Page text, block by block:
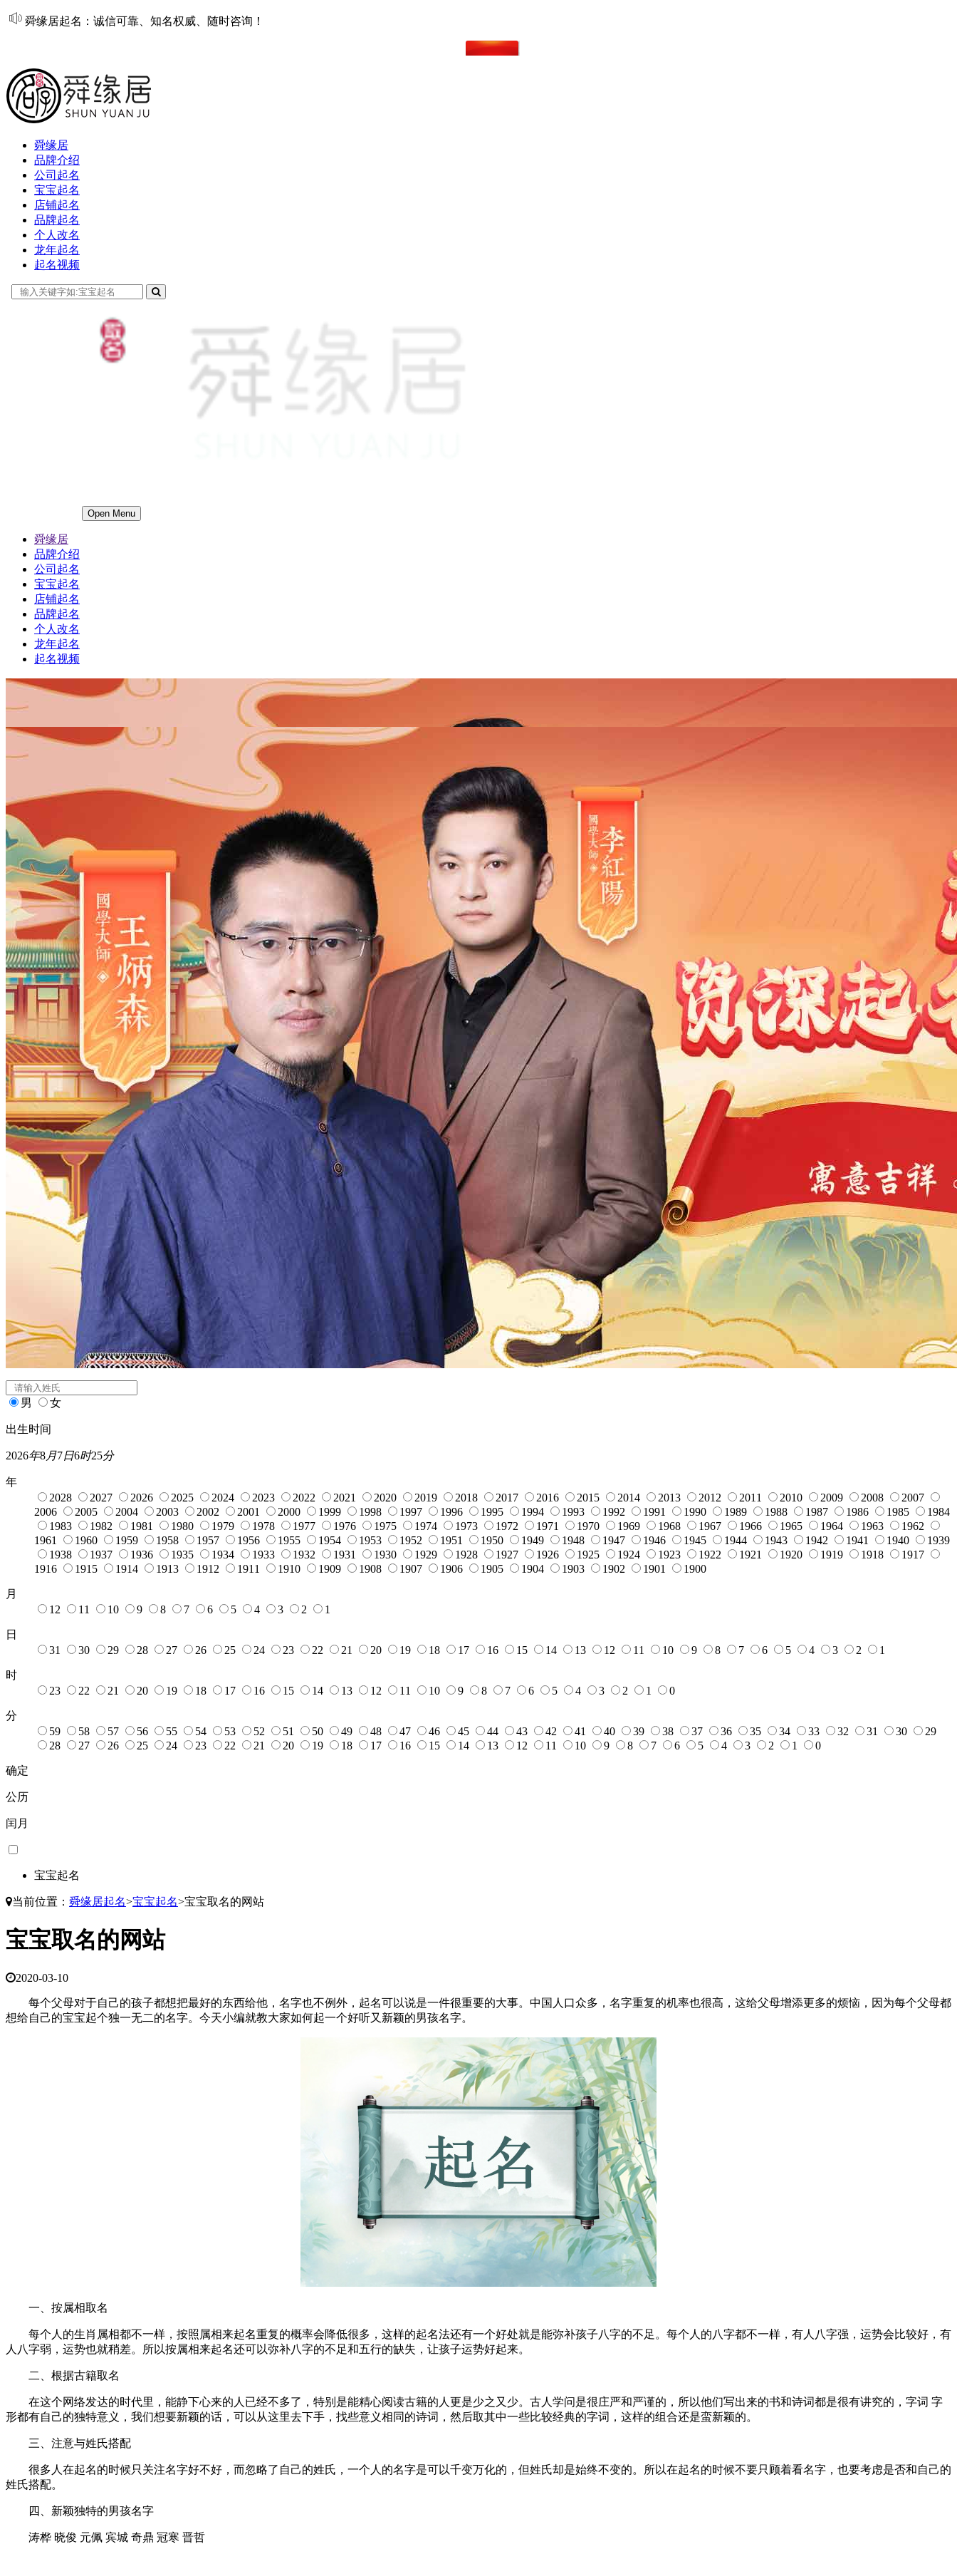
舜缘居起名：诚信可靠、知名权威、随时咨询！
舜缘居
品牌介绍
公司起名
宝宝起名
店铺起名
品牌起名
个人改名
龙年起名
起名视频
Open Menu
舜缘居
品牌介绍
公司起名
宝宝起名
店铺起名
品牌起名
个人改名
龙年起名
起名视频
男
男 女
出生时间
2026年 日6 25分
年
2028
2027 2026 2025 2024 2023 2022 2021 2020 2019 2018 2017 2016 2012
2007
2006
2005 2004 2003 2002 1998 1997 1996 1995 1994 1993 1992 1990 1989 1988 1987 1986 1985
1984
1983
1982 1981 1980 1979 1977 1975 1974 1973 1972 1971 1969 1968 1967 1966 1965 1964 1963
1962
1961
1960 1959 1958 1957 1955 1954 1953 1952 1951 1950 1948 1947 1946 1945 1944 1943 1942 1941 1940
1939
1938
1937 1936 1935 1934 1933 1932 1931 1929 1928 1927 1926 1924 1923 1922 1921 1920 1919 1918
1917
1915 1914 1913 1911 1910 1909 1908 1907 1906 1905 1902 1901 1900
月
12
11 10 9 8 7 6 4 3 2 1
日
31
30 29 28 27 26 25 24 23 19 18 17 9 7 6 5 4 1
时
23
22 21 20 19 18 17 16 14 13 11 8
59
58 56 52 51 50 49 48 45 40 39 38 37 33 32 31 30
29
28
27 25 24 22 21 14 9 8 6 2 1 0
宝宝起名
*
男 女
出生时间
2026年8月7日6时25分
年
2028
2027 2026 2025 2024 2023 2022 2021 2020 2019 2018 2017 2016 2015 2014 2013 2012 2011 2010 2009 2008
2007
2006
2005 2004 2003 2002 2001 2000 1999 1998 1997 1996 1995 1994 1993 1992 1991 1990 1989 1988 1987 1986 1985
1984
1983
1982 1981 1980 1979 1978 1977 1976 1975 1974 1973 1972 1971 1970 1969 1968 1967 1966 1965 1964 1963
1962
1961
1960 1959 1958 1957 1956 1955 1954 1953 1952 1951 1950 1949 1948 1947 1946 1945 1944 1943 1942 1941 1940
1939
1938
1937 1936 1935 1934 1933 1932 1931 1930 1929 1928 1927 1926 1925 1924 1923 1922 1921 1920 1919 1918
1917
1916
1915 1914 1913 1912 1911 1910 1909 1908 1907 1906 1905 1904 1903 1902 1901 1900
月
12
11 10 9 8 7 6 5 4 3 2 1
日
31
30 29 28 27 26 25 24 23 22 21 20 19 18 17 16 15 14 13 12 11 10 9 8 7 6 5 4 3 2 1
时
23
22 21 20 19 18 17 16 15 14 13 12 11 10 9 8 7 6 5 4 3 2 1 0
分
59
58 57 56 55 54 53 52 51 50 49 48 47 46 45 44 43 42 41 40 39 38 37 36 35 34 33 32 31 30
29
28
27 26 25 24 23 22 21 20 19 18 17 16 15 14 13 12 11 10 9 8 7 6 5 4 3 2 1 0
确定
公历
闰月
宝宝起名
当前位置： 舜缘居起名>宝宝起名>宝宝取名的网站
宝宝取名的网站
2020-03-10
每个父母对于自己的孩子都想把最好的东西给他，名字也不例外，起名可以说是一件很重要的大事。中国人口众多，名字重复的机率也很高，这给父母增添更多的烦恼，因为每个父母都
想给自己的宝宝起个独一无二的名字。今天小编就教大家如何起一个好听又新颖的男孩名字。
一、按属相取名
每个人的生肖属相都不一样，按照属相来起名重复的概率会降低很多，这样的起名法还有一个好处就是能弥补孩子八字的不足。每个人的八字都不一样，有人八字强，运势会比较好，有
人八字弱，运势也就稍差。所以按属相来起名还可以弥补八字的不足和五行的缺失，让孩子运势好起来。
二、根据古籍取名
在这个网络发达的时代里，能静下心来的人已经不多了，特别是能精心阅读古籍的人更是少之又少。古人学问是很庄严和严谨的，所以他们写出来的书和诗词都是很有讲究的，字词 字
形都有自己的独特意义，我们想要新颖的话，可以从这里去下手，找些意义相同的诗词，然后取其中一些比较经典的字词，这样的组合还是蛮新颖的。
三、注意与姓氏搭配
很多人在起名的时候只关注名字好不好，而忽略了自己的姓氏，一个人的名字是可以千变万化的，但姓氏却是始终不变的。所以在起名的时候不要只顾着看名字，也要考虑是否和自己的
姓氏搭配。
四、新颖独特的男孩名字
涛桦 晓俊 元佩 宾城 奇鼎 冠寒 晋哲